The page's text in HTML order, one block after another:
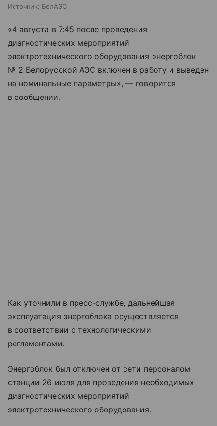
Источник: БелАЭС
«4 августа в 7:45 после проведения
диагностических мероприятий
электротехнического оборудования энергоблок
№ 2 Белорусской АЭС включен в работу и выведен
на номинальные параметры», — говорится
в сообщении.
Как уточнили в пресс-службе, дальнейшая
эксплуатация энергоблока осуществляется
в соответствии с технологическими
регламентами.
Энергоблок был отключен от сети персоналом
станции 26 июля для проведения необходимых
диагностических мероприятий
электротехнического оборудования.